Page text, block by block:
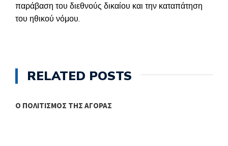
παράβαση του διεθνούς δικαίου και την καταπάτηση
του ηθικού νόμου.
RELATED POSTS
Ο ΠΟΛΙΤΙΣΜΌΣ ΤΗΣ ΑΓΟΡΆΣ